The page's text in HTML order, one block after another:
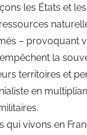
les États et
– provoquant
la
territoires et
en
qui vivons en